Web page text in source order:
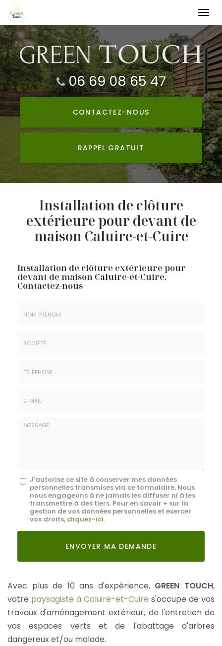
Aller
au
contenu
principal
06 69 08 65 47
CONTACTEZ- NOUS
RAPPEL GRATUIT
Installation de clôture
extérieure pour devant de
maison Caluire-et-Cuire
Installation de clôture extérieure pour
devant de maison Caluire-et-Cuire.
Contactez-nous
Message
J'autorise ce site à conserver mes données
personnelles transmises via ce formulaire. Nous
nous engageons à ne jamais les diffuser ni à les
transmettre à des tiers. Pour en savoir + sur la
gestion de vos données personnelles et exercer
vos droits, cliquez-ici.
Acceptation
*
ENVOYER MA DEMANDE
Avec plus de 10 ans d'expérience, GREEN TOUCH,
votre paysagiste à Caluire-et-Cuire s'occupe de vos
travaux d'aménagement extérieur, de l'entretien de
vos espaces verts et de l'abattage d'arbres
dangereux et/ou malade.